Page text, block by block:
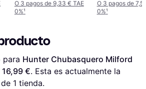
O 3 pagos de 9,33 € TAE
0%¹
O 3 pagos de
0%¹
para Hunter Chubasquero Milford
16,99 €. Esta es actualmente la
1 tienda.